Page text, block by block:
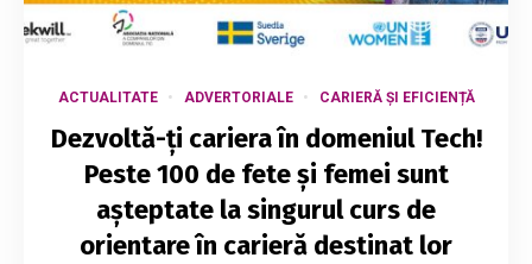
ACTUALITATE ADVERTORIALE CARIERĂ ȘI EFICIENȚĂ
Dezvoltă-ți cariera în domeniul Tech!
Peste 100 de fete și femei sunt
așteptate la singurul curs de
orientare în carieră destinat lor